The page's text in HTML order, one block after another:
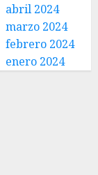
abril 2024
marzo 2024
febrero 2024
enero 2024